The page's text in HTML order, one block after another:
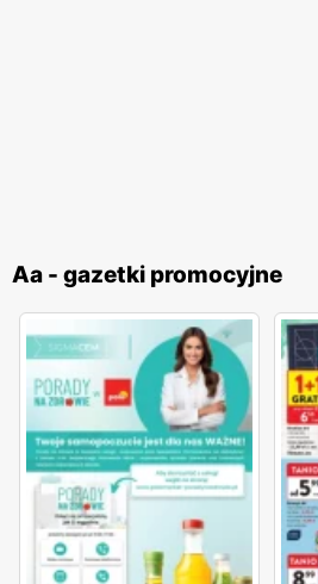
Aa - gazetki promocyjne